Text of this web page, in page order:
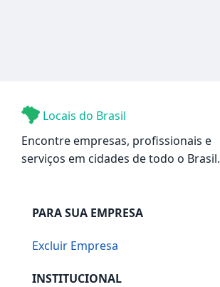
Locais do Brasil
Encontre empresas, profissionais e
serviços em cidades de todo o Brasil.
PARA SUA EMPRESA
Excluir Empresa
INSTITUCIONAL